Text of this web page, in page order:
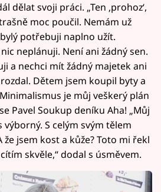
dělat svoji práci. „Ten ‚prohoz‘,
moc poučil. Nemám už
potřebuji naplno užít.
neplánuji. Není ani žádný sen.
a nechci mít žádný majetek ani
Dětem jsem koupil byty a
je můj veškerý plán
Pavel Soukup deníku Aha! „Můj
S celým svým tělem
jsem kost a kůže? Toto mi řekl
skvěle,“ dodal s úsměvem.